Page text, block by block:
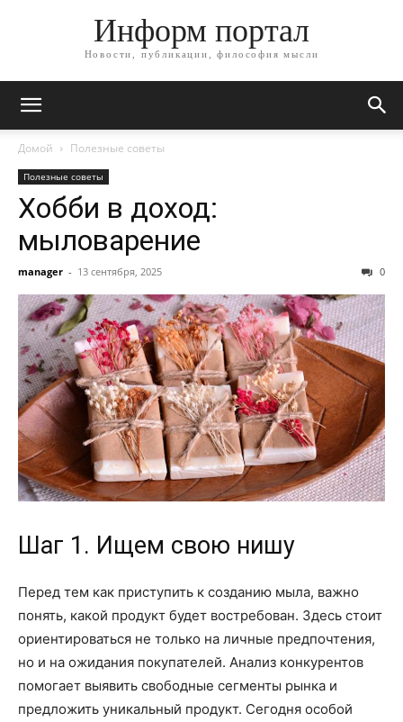
Информ портал
Новости, публикации, философия мысли
Домой Полезные советы
Полезные советы
Хобби в доход:
мыловарение
manager - 13 сентября, 2025 0
Шаг 1. Ищем свою нишу
Перед тем как приступить к созданию мыла, важно
понять, какой продукт будет востребован. Здесь стоит
ориентироваться не только на личные предпочтения,
но и на ожидания покупателей. Анализ конкурентов
помогает выявить свободные сегменты рынка и
предложить уникальный продукт. Сегодня особой